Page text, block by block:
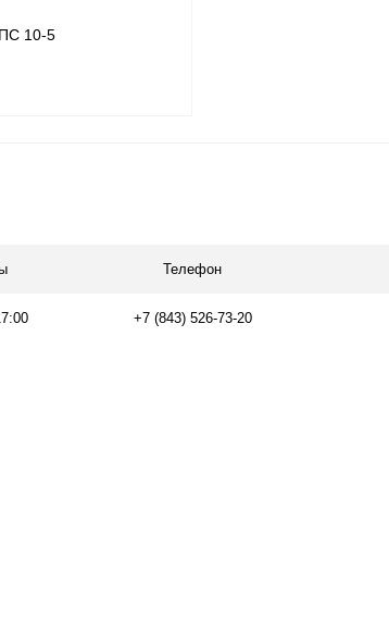
10-5
Телефон
+7 (843) 526-73-20